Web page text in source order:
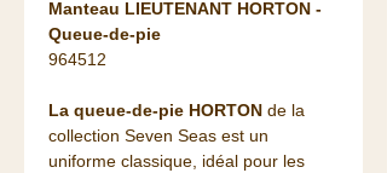
Manteau LIEUTENANT HORTON -
Queue-de-pie
964512
La queue-de-pie HORTON de la
collection Seven Seas est un
uniforme classique, idéal pour les